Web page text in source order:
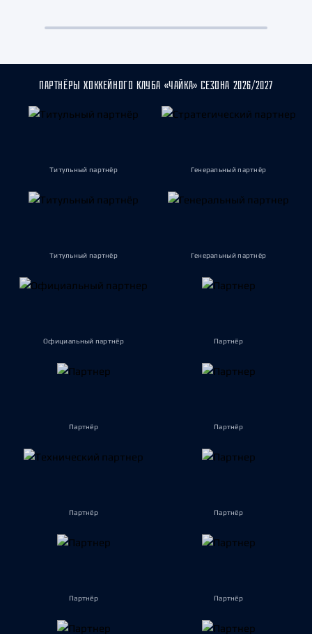
ПАРТНЁРЫ ХОККЕЙНОГО КЛУБА «ЧАЙКА» СЕЗОНА 2026/2027
Титульный партнёр Генеральный партнёр
Титульный партнёр Генеральный партнёр
Официальный партнёр Партнёр
Партнёр Партнёр
Партнёр Партнёр
Партнёр Партнёр